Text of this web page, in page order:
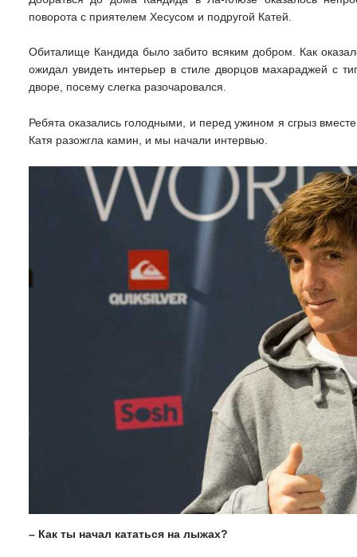
поворота с приятелем Хесусом и подругой Катей.
Обиталище Кандида было забито всяким добром. Как
ожидал увидеть интерьер в стиле дворцов махараджей с
дворе, посему слегка разочаровался.
Ребята оказались голодными, и перед ужином я сгрыз
Катя разожгла камин, и мы начали интервью.
– Как ты начал кататься на лыжах?